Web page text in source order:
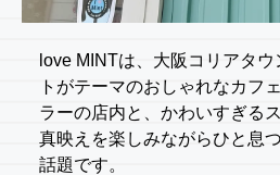
love MINTは、大阪コリアタ
トがテーマのおしゃれなカフ
ラーの店内と、かわいすぎる
真映えを楽しみながらひと息
話題です。